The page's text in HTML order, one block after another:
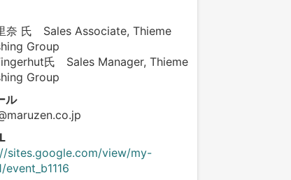
奈 氏 Sales Associate, Thieme
Group
氏 Sales Manager, Thieme
Group
ル
sites.google.com/view/my-
event_b1116